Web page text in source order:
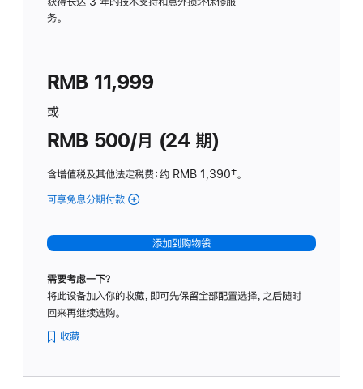
务。
RMB 11,999
或
RMB 500/月 (24 期)
含增值税及其他法定税费：约 RMB 1,390脚
‡。
可享免息分期付款 (Studio
-
标
璃
添加到购物袋
需要考虑一下？
将此设备加入你的收藏，即可先保留全部配置选择，之后随时
回来再继续选购。
收藏